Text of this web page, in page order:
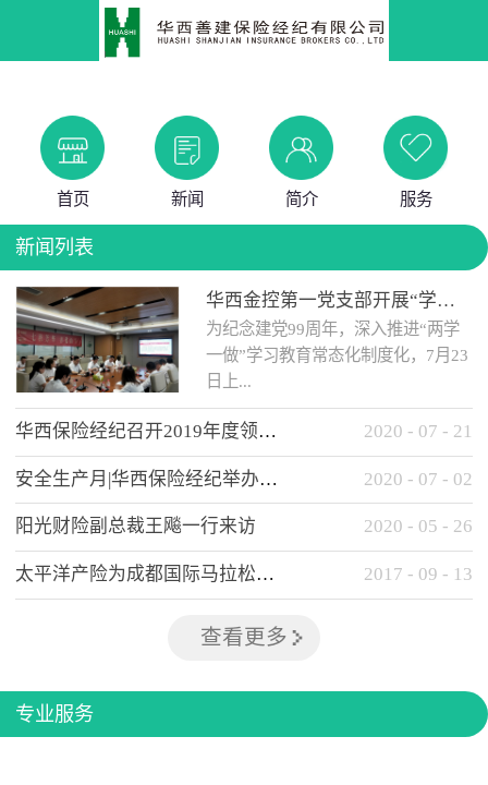
首页 新闻 简介 服务
新闻列表
华西金控第一党支部开展“学党史 知党情 做合格党员”主题教育工作会
为纪念建党99周年，深入推进“两学
一做”学习教育常态化制度化，7月23
日上...
午，华西金控第一党支部举办了“学
党史、知党情、...
华西保险经纪召开2019年度领导班子述职考核工作会 2020 - 07 - 21
安全生产月|华西保险经纪举办应急消防安全知识培训 2020 - 07 - 02
阳光财险副总裁王飚一行来访 2020 - 05 - 26
太平洋产险为成都国际马拉松提供全方位保险保障 2017 - 09 - 13
查看更多
专业服务